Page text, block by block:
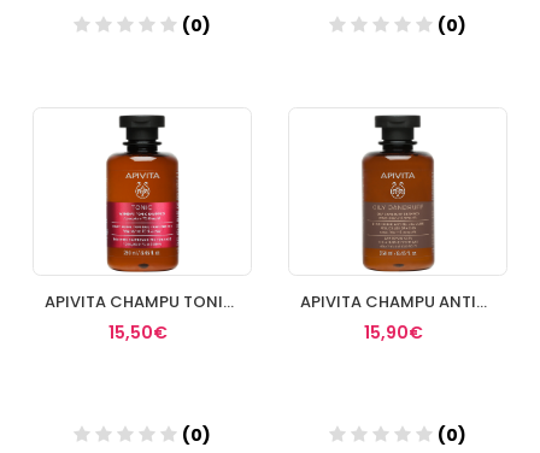
(0)
Añadir
(0)
Añadir
APIVITA CHAMPU TONIFICANTE PARA MUJER LUPINO & L
15,50€
(0)
APIVITA CHAMPU ANTICASPA PARA CABELLO GRASO PROP
15,90€
(0)